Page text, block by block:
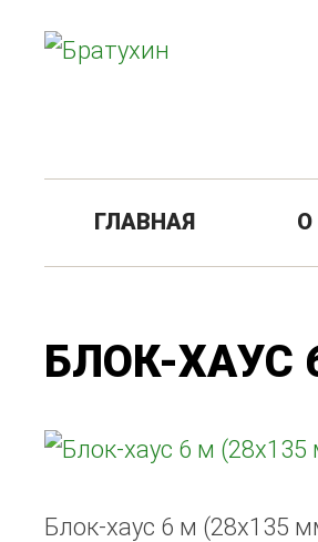
ГЛАВНАЯ О
БЛОК-ХАУС
Блок-хаус 6 м (28x135